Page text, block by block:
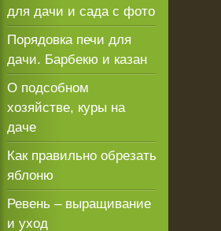
для дачи и сада с фото
Порядовка печи для
дачи. Барбекю и казан
О подсобном
хозяйстве, куры на
даче
Как правильно обрезать
яблоню
Ревень – выращивание
и уход